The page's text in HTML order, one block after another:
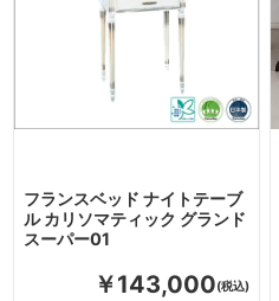
フランスベッド ナイトテーブ
ル カリソマティック グランド
スーパー01
￥143,000